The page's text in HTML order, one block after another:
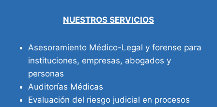
NUESTROS SERVICIOS
Asesoramiento Médico-Legal y forense para
instituciones, empresas, abogados y
personas
Auditorías Médicas
Evaluación del riesgo judicial en procesos